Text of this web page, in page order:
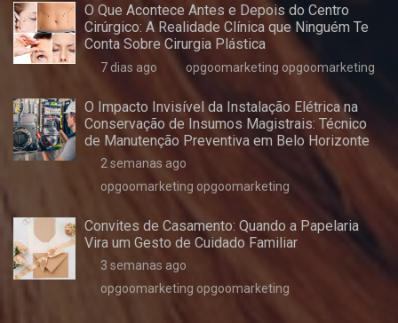
O Que Acontece Antes e Depois do Centro
Cirúrgico: A Realidade Clínica que Ninguém Te
Conta Sobre Cirurgia Plástica
7 dias ago opgoomarketing opgoomarketing
O Impacto Invisível da Instalação Elétrica na
Conservação de Insumos Magistrais: Técnico
de Manutenção Preventiva em Belo Horizonte
2 semanas ago
opgoomarketing opgoomarketing
Convites de Casamento: Quando a Papelaria
Vira um Gesto de Cuidado Familiar
3 semanas ago
opgoomarketing opgoomarketing